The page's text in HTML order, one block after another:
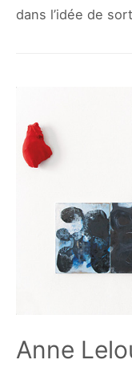
dans l’idée de
Anne